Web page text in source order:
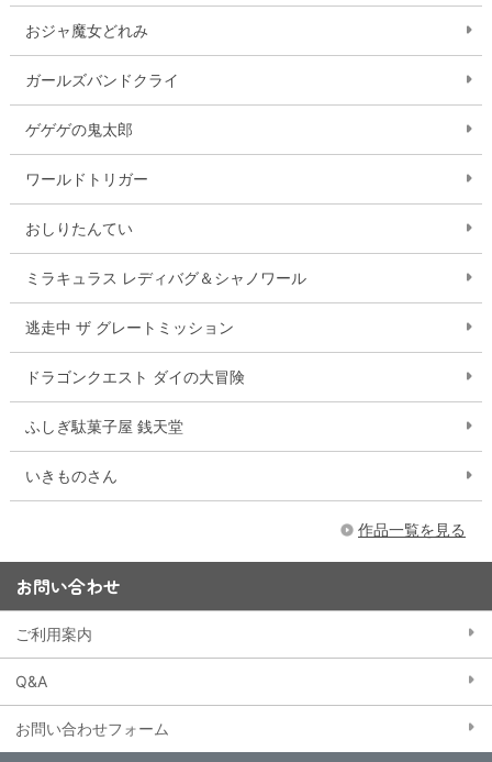
おジャ魔女どれみ
ガールズバンドクライ
ゲゲゲの鬼太郎
ワールドトリガー
おしりたんてい
ミラキュラス レディバグ＆シャノワール
逃走中 ザ グレートミッション
ドラゴンクエスト ダイの大冒険
ふしぎ駄菓子屋 銭天堂
いきものさん
作品一覧を見る
お問い合わせ
ご利用案内
Q&A
お問い合わせフォーム